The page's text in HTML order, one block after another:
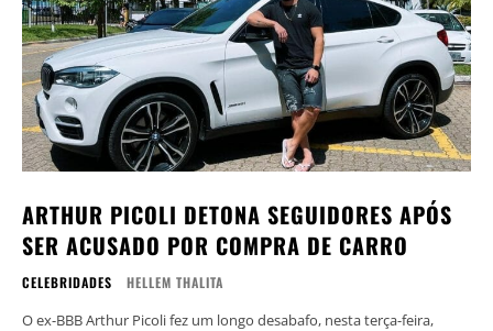
ARTHUR PICOLI DETONA SEGUIDORES APÓS
SER ACUSADO POR COMPRA DE CARRO
CELEBRIDADES HELLEM THALITA
O ex-BBB Arthur Picoli fez um longo desabafo, nesta terça-feira,